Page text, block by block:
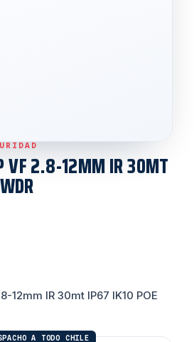
VF 2.8-12MM IR 30MT
12mm IR 30mt IP67 IK10 POE